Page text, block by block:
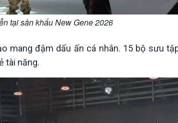
tại sân khấu New Gene 2026
đậm dấu ấn cá nhân. 15 bộ sưu
trẻ tài năng.